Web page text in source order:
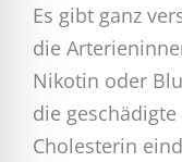
Es gibt ganz
die
Nikotin oder
die
Cholesterin